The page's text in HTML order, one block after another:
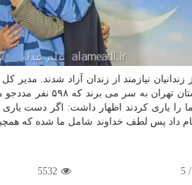
نیازمند از زندان آزاد شدند. مدیر كل
تهران تصریح كرد: هم اكنون تعداد ۱۲۸۹ زندانی
را یاری كردند اظهار داشت: اگر دست یاری
داد پس لطف خداوند شامل ما شده كه
/
5
5532